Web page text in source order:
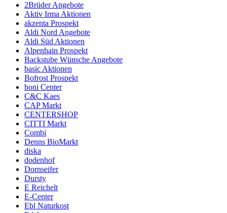
2Brüder Angebote
Aktiv Irma Aktionen
akzenta Prospekt
Aldi Nord Angebote
Aldi Süd Aktionen
Alpenhain Prospekt
Backstube Wünsche Angebote
basic Aktionen
Bofrost Prospekt
boni Center
C&C Kaes
CAP Markt
CENTERSHOP
CITTI Markt
Combi
Denns BioMarkt
diska
dodenhof
Dornseifer
Dursty
E Reichelt
E-Center
Ebl Naturkost